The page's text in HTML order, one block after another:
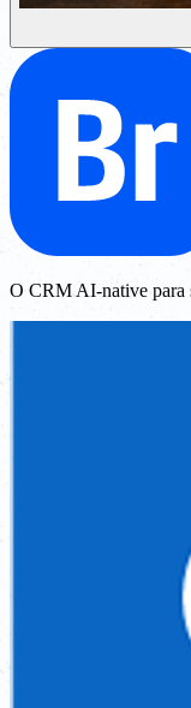
O CRM AI-native para